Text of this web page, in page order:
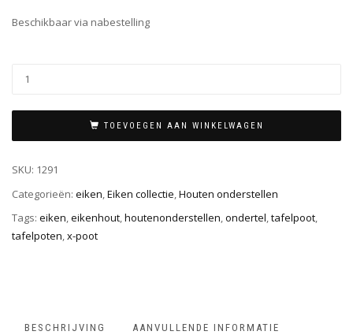
Beschikbaar via nabestelling
TOEVOEGEN AAN WINKELWAGEN
SKU: 1291
Categorieën: eiken Eiken collectie Houten onderstellen
Tags: eiken,eikenhout,houtenonderstellen,ondertel,tafelpoot,
tafelpoten,x-poot
BESCHRIJVING AANVULLENDE INFORMATIE